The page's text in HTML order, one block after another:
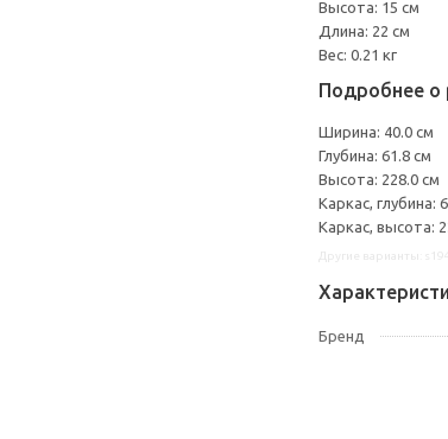
Высота: 15 см
Длина: 22 см
Вес: 0.21 кг
Подробнее о
Ширина: 40.0 см
Глубина: 61.8 см
Высота: 228.0 см
Каркас, глубина:
Каркас, высота:
Бренд